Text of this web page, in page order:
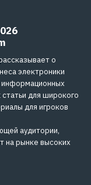
о
электроники
информационных
для широкого
для игроков
аудитории,
на рынке высоких